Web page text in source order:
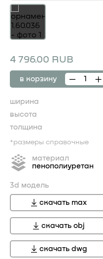
ru
4 796.00 RUB
в корзину
ширина
высота
толщина
*размеры справочные
материал
пенополиуретан
3d модель
скачать max
скачать obj
скачать dwg